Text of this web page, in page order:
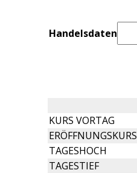
Handelsdaten
KURS VORTAG
ERÖFFNUNGSKURS
TAGESHOCH
TAGESTIEF